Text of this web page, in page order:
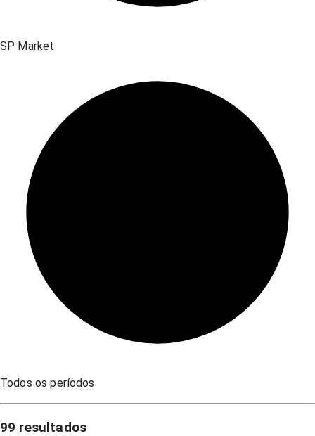
SP Market
Todos os períodos
99 resultados